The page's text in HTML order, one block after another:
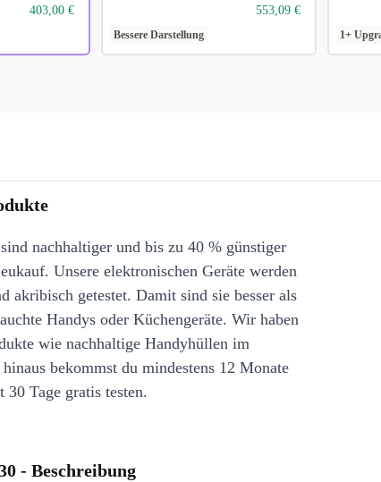
403,00 €
553,09 €
Bessere Darstellung 1+
nachhaltiger und bis zu 40 % günstiger
Unsere elektronischen Geräte werden
akribisch getestet. Damit sind sie besser als
Handys oder Küchengeräte. Wir haben
wie nachhaltige Handyhüllen im
bekommst du mindestens 12 Monate
30 Tage gratis testen.
- Beschreibung